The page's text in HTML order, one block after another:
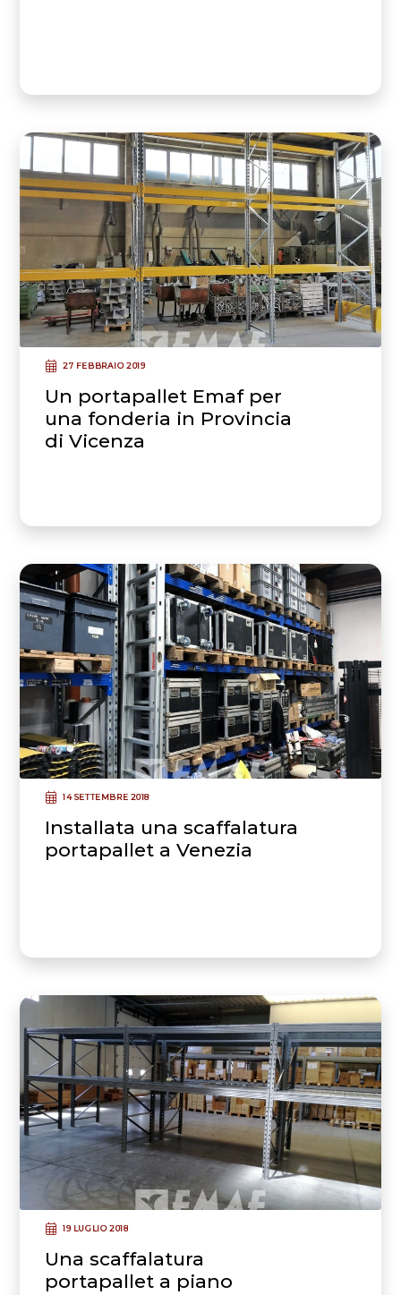
27 FEBBRAIO 2019
Un portapallet Emaf per
una fonderia in Provincia
di Vicenza
14 SETTEMBRE 2018
Installata una scaffalatura
portapallet a Venezia
19 LUGLIO 2018
Una scaffalatura
portapallet a piano